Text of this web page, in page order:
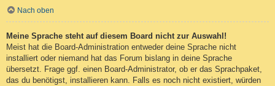
Nach oben
Meine Sprache steht auf diesem Board nicht zur Auswahl!
Meist hat die Board-Administration entweder deine Sprache nicht
installiert oder niemand hat das Forum bislang in deine Sprache
übersetzt. Frage ggf. einen Board-Administrator, ob er das Sprachpaket,
das du benötigst, installieren kann. Falls es noch nicht existiert, würden